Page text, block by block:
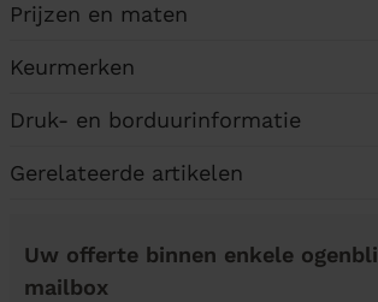
Prijzen en maten
Keurmerken
Druk- en borduurinformatie
Gerelateerde artikelen
Uw offerte binnen enkele
mailbox